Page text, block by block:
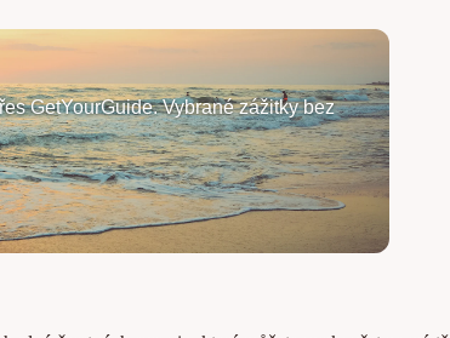
GetYourGuide. Vybrané zážitky bez